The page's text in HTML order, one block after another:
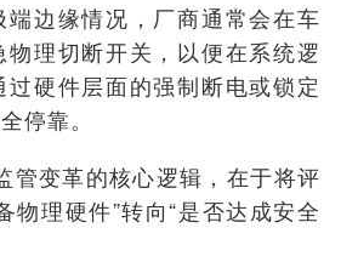
边缘情况，厂商通常会在车
理切断开关，以便在系统逻
硬件层面的强制断电或锁定
停靠。
管变革的核心逻辑，在于将评
物理硬件”转向“是否达成安全